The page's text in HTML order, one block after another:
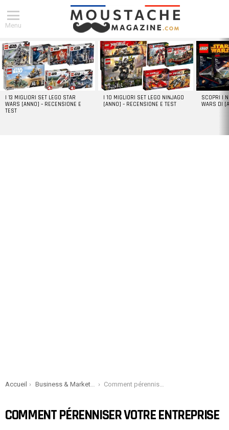
Menu
DERNIERS
ARTICLES
I 13 MIGLIORI SET LEGO STAR
WARS [ANNO] – RECENSIONE E
TEST
I 10 MIGLIORI SET LEGO NINJAGO
[ANNO] – RECENSIONE E TEST
SCOPRI I
WARS DI
You are here:
Accueil Business & Marketing Comment pérenniser votre entreprise
COMMENT PÉRENNISER VOTRE ENTREPRISE